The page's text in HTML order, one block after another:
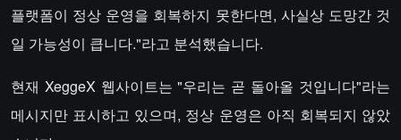
플랫폼이 정상 운영을 회복하지 못한다면, 사실상 도망간 것
일 가능성이 큽니다."라고 분석했습니다.
현재 XeggeX 웹사이트는 "우리는 곧 돌아올 것입니다"라는
메시지만 표시하고 있으며, 정상 운영은 아직 회복되지 않았